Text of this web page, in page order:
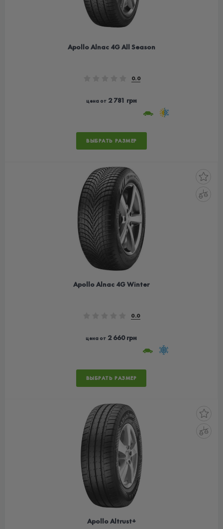
Apollo Alnac 4G All Season
0.0
цена от 2 781 грн
ВЫБРАТЬ РАЗМЕР
Apollo Alnac 4G Winter
0.0
цена от 2 660 грн
ВЫБРАТЬ РАЗМЕР
Apollo Altrust+